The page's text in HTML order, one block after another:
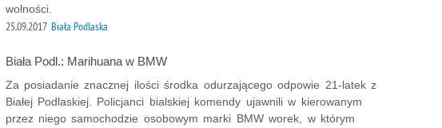
wolności.
25.09.2017 Biała Podlaska
Biała Podl.: Marihuana w BMW
Za posiadanie znacznej ilości środka odurzającego odpowie 21-latek z
Białej Podlaskiej. Policjanci bialskiej komendy ujawnili w kierowanym
przez niego samochodzie osobowym marki BMW worek, w którym